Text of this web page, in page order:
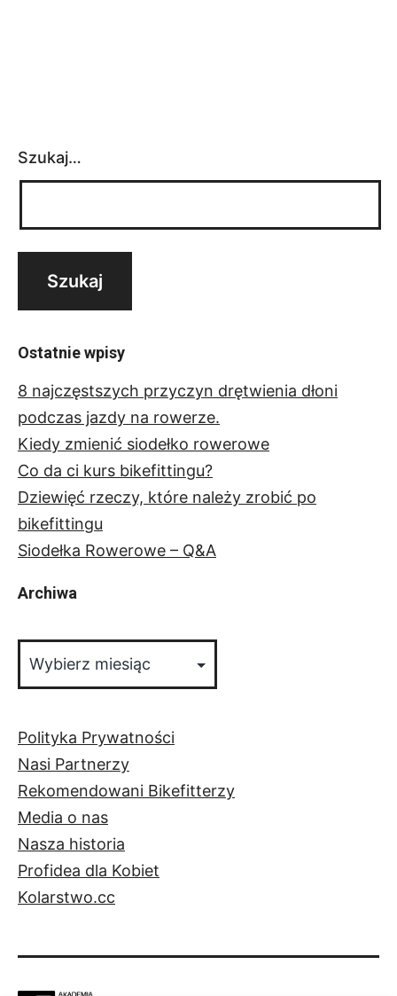
Szukaj…
Ostatnie wpisy
8 najczęstszych przyczyn drętwienia dłoni
podczas jazdy na rowerze.
Kiedy zmienić siodełko rowerowe
Co da ci kurs bikefittingu?
Dziewięć rzeczy, które należy zrobić po
bikefittingu
Siodełka Rowerowe – Q&A
Archiwa
Polityka Prywatności
Nasi Partnerzy
Rekomendowani Bikefitterzy
Media o nas
Nasza historia
Profidea dla Kobiet
Kolarstwo.cc